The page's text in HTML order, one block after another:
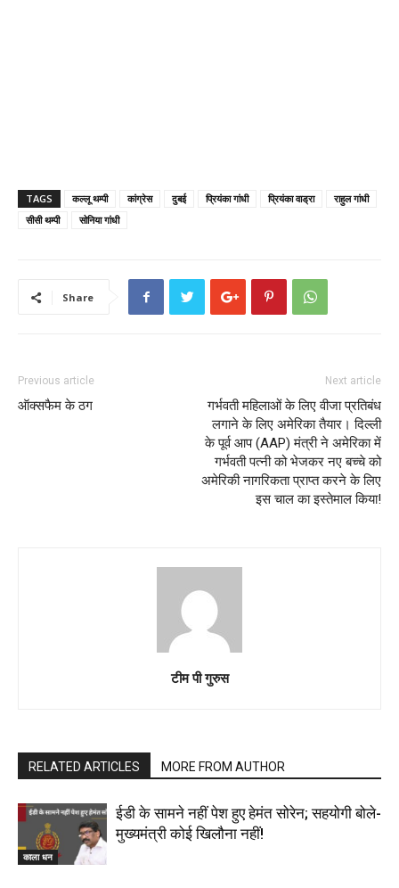
TAGS कल्लू थम्पी कांग्रेस दुबई प्रियंका गांधी प्रियंका वाड्रा
राहुल गांधी
सीसी थम्पी
सोनिया गांधी
Share
Previous article
ऑक्सफैम के ठग
Next article
गर्भवती महिलाओं के लिए वीजा प्रतिबंध
लगाने के लिए अमेरिका तैयार। दिल्ली
के पूर्व आप (AAP) मंत्री ने अमेरिका में
गर्भवती पत्नी को भेजकर नए बच्चे को
अमेरिकी नागरिकता प्राप्त करने के लिए
इस चाल का इस्तेमाल किया!
टीम पी गुरुस
RELATED ARTICLES MORE FROM AUTHOR
काला धन
ईडी के सामने नहीं पेश हुए हेमंत सोरेन; सहयोगी बोले-
मुख्यमंत्री कोई खिलौना नहीं!